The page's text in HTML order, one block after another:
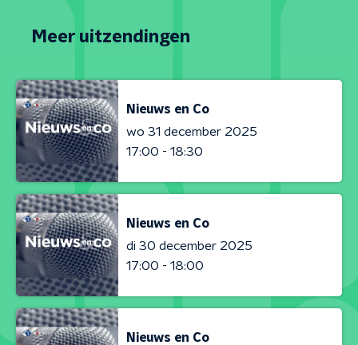
Meer uitzendingen
Nieuws en Co
wo 31 december 2025
17:00 - 18:30
Nieuws en Co
di 30 december 2025
17:00 - 18:00
Nieuws en Co